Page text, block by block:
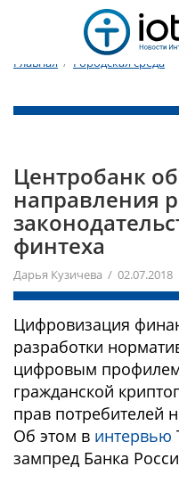
Главная / Городская среда
Центробанк
направления
финтеха
Дарья Кузичева / 02.07.2018
Цифровизация
разработки
цифровым
гражданской
прав потребителей
Об этом в интервью
зампред Банка